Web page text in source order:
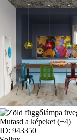
Mutasd a képeket (+4)
ID: 943350